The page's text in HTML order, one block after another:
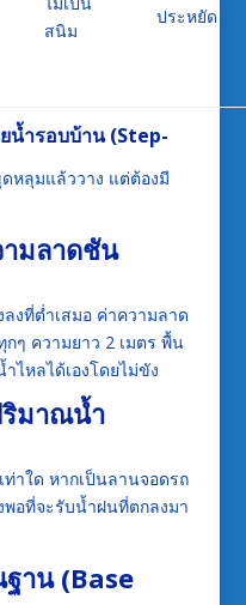
สนิม
ประหยัด
น้ำรอบบ้าน (Step-
หลุมแล้ววาง แต่ต้องมี
มลาดชัน
งที่ต่ำเสมอ ค่าความลาด
ๆ ความยาว 2 เมตร พื้น
ไหลได้เองโดยไม่ขัง
มาณน้ำ
าใด หากเป็นลานจอดรถ
อที่จะรับน้ำฝนที่ตกลงมา
าน (Base